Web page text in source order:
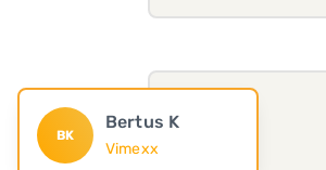
BK
Bertus K
Vimexx